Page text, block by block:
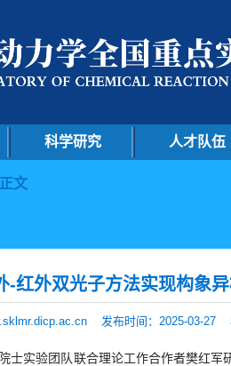
科学研究 人才队伍
正文
-红外双光子方法实现构象
发布时间：2025-03-27
士实验团队联合理论工作合作者樊红